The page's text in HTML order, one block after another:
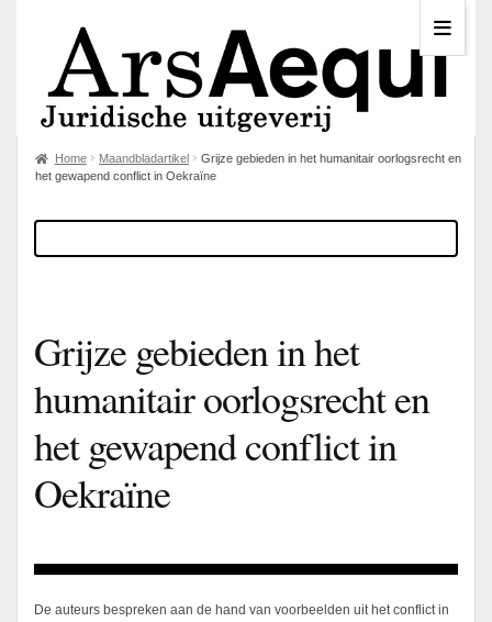
Home Maandbladartikel
Grijze gebieden in het humanitair oorlogsrecht en
het gewapend conflict in Oekraïne
Grijze gebieden in het
humanitair oorlogsrecht en
het gewapend conflict in
Oekraïne
De auteurs bespreken aan de hand van voorbeelden uit het conflict in